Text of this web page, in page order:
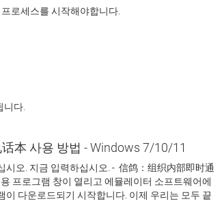
다.
本 사용 방법 - Windows 7/10/11
오. 지금 입력하십시오. -  信鸽：组织内部即时通
프로그램 창이 열리고 에뮬레이터 소프트웨어에
다운로드되기 시작합니다. 이제 우리는 모두 끝